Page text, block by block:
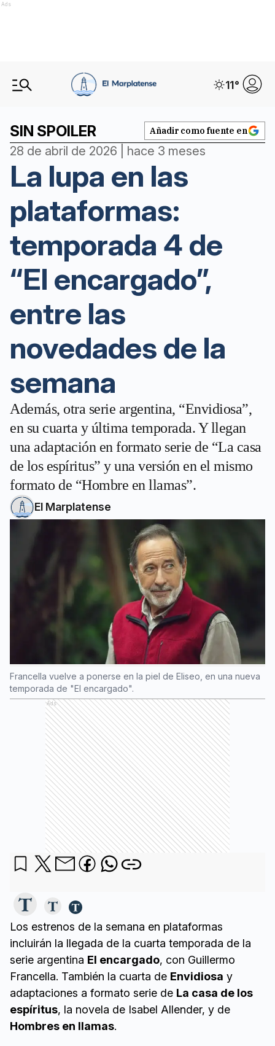
Ads
11°
SIN SPOILER Añadir como fuente en
28 de abril de 2026 | hace 3 meses
La lupa en las
plataformas:
temporada 4 de
“El encargado”,
entre las
novedades de la
semana
Además, otra serie argentina, “Envidiosa”,
en su cuarta y última temporada. Y llegan
una adaptación en formato serie de “La casa
de los espíritus” y una versión en el mismo
formato de “Hombre en llamas”.
El Marplatense
Francella vuelve a ponerse en la piel de Eliseo, en una nueva
temporada de "El encargado".
Ads
Los estrenos de la semana en plataformas
incluirán la llegada de la cuarta temporada de la
serie argentina El encargado, con Guillermo
Francella. También la cuarta de Envidiosa y
adaptaciones a formato serie de La casa de los
espíritus, la novela de Isabel Allender, y de
Hombres en llamas.